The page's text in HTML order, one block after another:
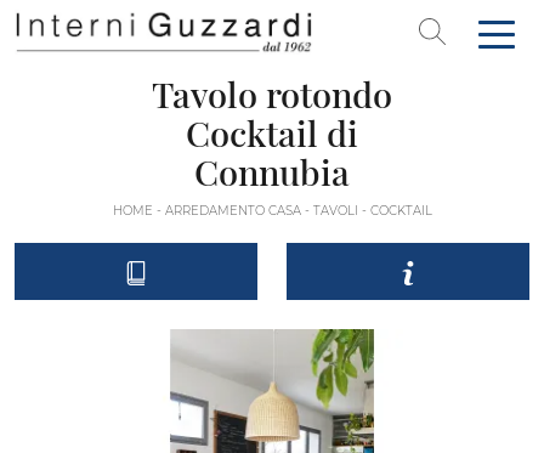
Tavolo rotondo
Cocktail di
Connubia
HOME - ARREDAMENTO CASA- TAVOLI - COCKTAIL